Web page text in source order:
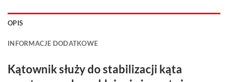
OPIS
INFORMACJE DODATKOWE
Kątownik służy do stabilizacji kąta